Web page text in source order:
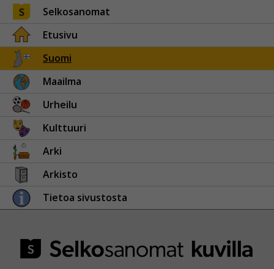
Selkosanomat
Etusivu
Suomi
Maailma
Urheilu
Kulttuuri
Arki
Arkisto
Tietoa sivustosta